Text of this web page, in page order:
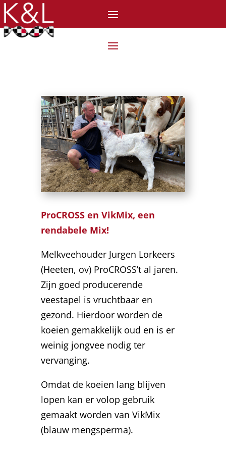
ProCROSS en VikMix, een
rendabele Mix!
Melkveehouder Jurgen Lorkeers
(Heeten, ov) ProCROSS’t al jaren.
Zijn goed producerende
veestapel is vruchtbaar en
gezond. Hierdoor worden de
koeien gemakkelijk oud en is er
weinig jongvee nodig ter
vervanging.
Omdat de koeien lang blijven
lopen kan er volop gebruik
gemaakt worden van VikMix
(blauw mengsperma).